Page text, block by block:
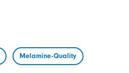
Melamine-Quality